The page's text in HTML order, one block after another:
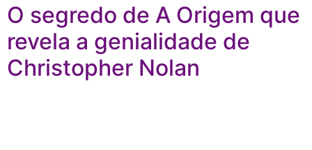
O segredo de A Origem que
revela a genialidade de
Christopher Nolan